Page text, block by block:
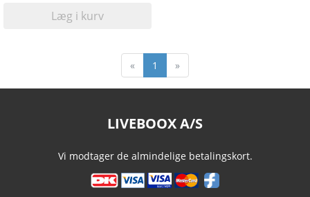
Læg i kurv
« 1 »
LIVEBOOX A/S
Vi modtager de almindelige betalingskort.